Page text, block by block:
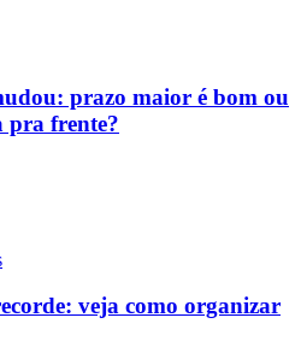
prazo maior é bom ou
pra frente?
veja como organizar